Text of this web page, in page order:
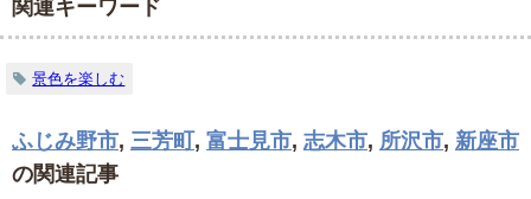
関連キーワード
景色を楽しむ
ふじみ野市, 三芳町 , 富士見市, 志木市, 所沢市, 新座市
の関連記事